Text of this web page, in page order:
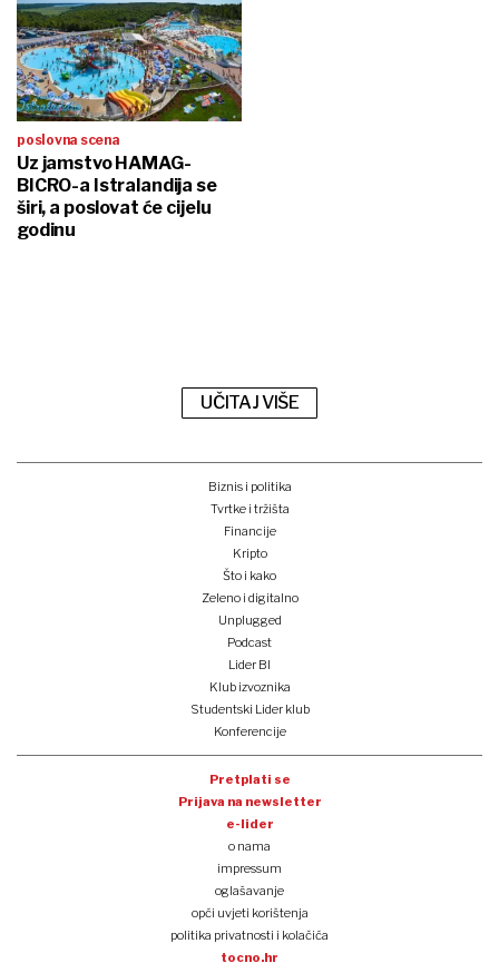
poslovna scena
Uz jamstvo HAMAG-
BICRO-a Istralandija se
širi, a poslovat će cijelu
godinu
UČITAJ VIŠE
Biznis i politika
Tvrtke i tržišta
Financije
Kripto
Što i kako
Zeleno i digitalno
Unplugged
Podcast
Lider BI
Klub izvoznika
Studentski Lider klub
Konferencije
Pretplati se
Prijava na newsletter
e-lider
o nama
impressum
oglašavanje
opći uvjeti korištenja
politika privatnosti i kolačića
tocno.hr